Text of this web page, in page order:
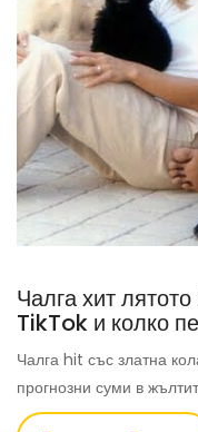
Чалга хит
TikTok и колко
Чалга hit със златна
прогнозни суми в